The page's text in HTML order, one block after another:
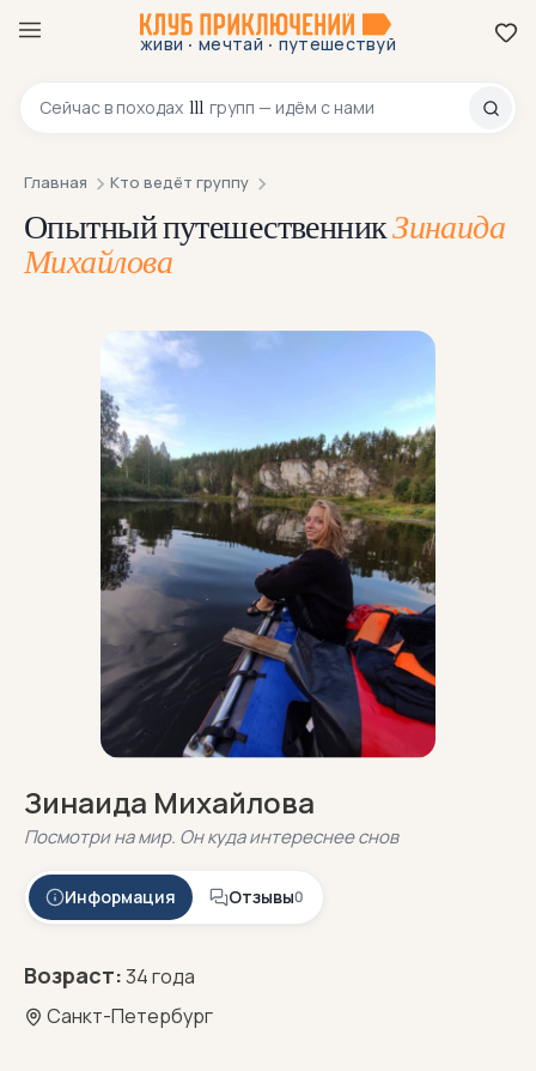
живи · мечтай · путешествуй
Сейчас в походах 111 групп — идём с нами
8 800 200-70-23
Главная Кто ведёт группу
Опытный путешественникЗинаида
Михайлова
Зинаида Михайлова
Посмотри на мир. Он куда интереснее cнов
Информация Отзывы0
Возраст:34 года
Санкт-Петербург